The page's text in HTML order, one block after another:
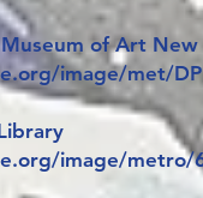
of Art New
image/met/
image/metro/